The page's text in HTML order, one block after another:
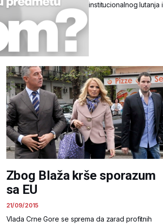
institucionalnog lutanja i
Zbog Blaža krše sporazum
sa EU
21/09/2015
Vlada Crne Gore se sprema da zarad profitnih